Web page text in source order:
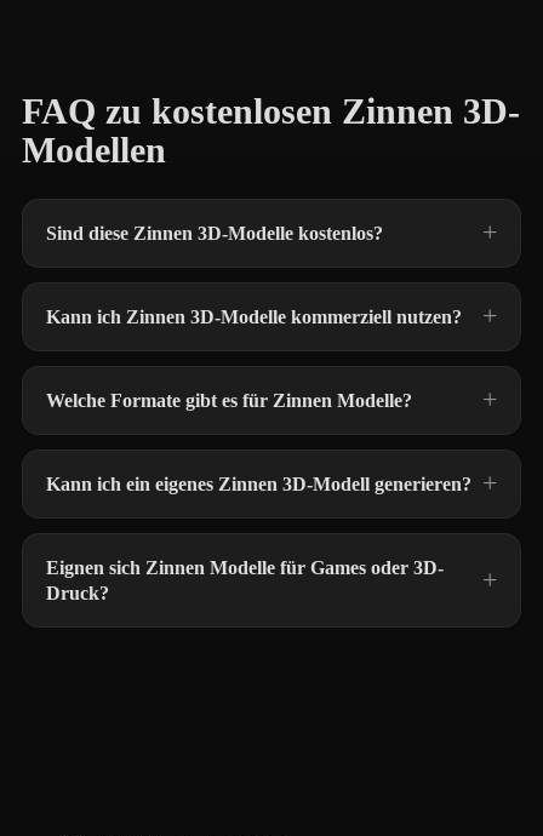
FAQ zu kostenlosen Zinnen 3D-
Modellen
Sind diese Zinnen 3D-Modelle kostenlos?
Kann ich Zinnen 3D-Modelle kommerziell nutzen?
Welche Formate gibt es für Zinnen Modelle?
Kann ich ein eigenes Zinnen 3D-Modell generieren?
Eignen sich Zinnen Modelle für Games oder 3D-
Druck?